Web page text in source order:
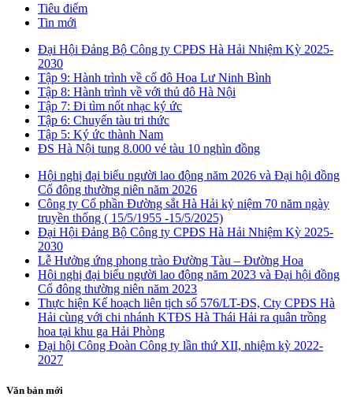
Tiêu điểm
Tin mới
Đại Hội Đảng Bộ Công ty CPĐS Hà Hải Nhiệm Kỳ 2025-
2030
Tập 9: Hành trình về cố đô Hoa Lư Ninh Bình
Tập 8: Hành trình về với thủ đô Hà Nội
Tập 7: Đi tìm nốt nhạc ký ức
Tập 6: Chuyến tàu tri thức
Tập 5: Ký ức thành Nam
ĐS Hà Nội tung 8.000 vé tàu 10 nghìn đồng
Hội nghị đại biểu người lao động năm 2026 và Đại hội đồng
Cổ đông thường niên năm 2026
Công ty Cổ phần Đường sắt Hà Hải kỷ niệm 70 năm ngày
truyền thống ( 15/5/1955 -15/5/2025)
Đại Hội Đảng Bộ Công ty CPĐS Hà Hải Nhiệm Kỳ 2025-
2030
Lễ Hưởng ứng phong trào Đường Tàu – Đường Hoa
Hội nghị đại biểu người lao động năm 2023 và Đại hội đồng
Cổ đông thường niên năm 2023
Thực hiện Kế hoạch liên tịch số 576/LT-ĐS, Cty CPĐS Hà
Hải cùng với chi nhánh KTĐS Hà Thái Hải ra quân trồng
hoa tại khu ga Hải Phòng
Đại hội Công Đoàn Công ty lần thứ XII, nhiệm kỳ 2022-
2027
Văn bản mới